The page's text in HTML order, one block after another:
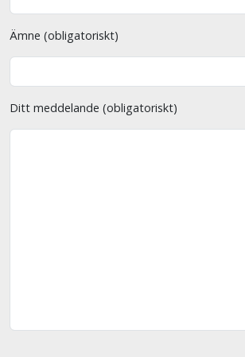
Ämne (obligatoriskt)
Ditt meddelande (obligatoriskt)